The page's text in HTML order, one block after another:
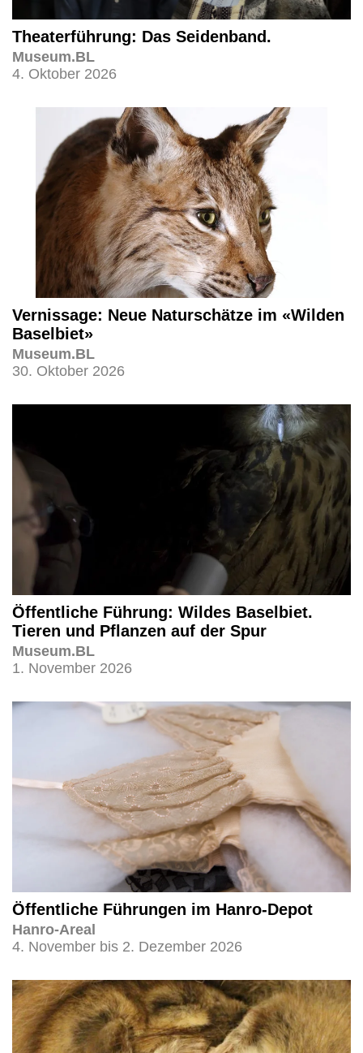
Theaterführung: Das Seidenband.
Museum.BL
4. Oktober 2026
Vernissage: Neue Naturschätze im «Wilden
Baselbiet»
Museum.BL
30. Oktober 2026
Öffentliche Führung: Wildes Baselbiet.
Tieren und Pflanzen auf der Spur
Museum.BL
1. November 2026
Öffentliche Führungen im Hanro-Depot
Hanro-Areal
4. November bis 2. Dezember 2026